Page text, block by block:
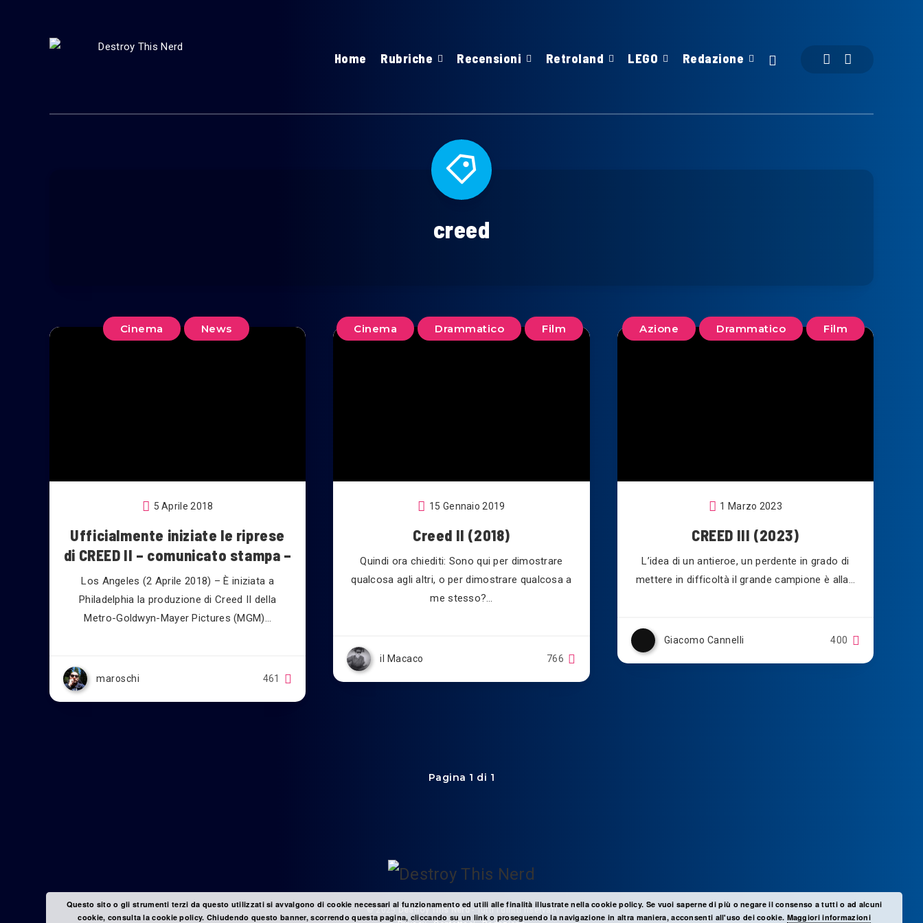
Home Rubriche Recensioni Retroland LEGO Redazione
creed
Azione Drammatico Film
1 Marzo 2023
CREED III (2023)
L’idea di un antieroe, un perdente in grado di
mettere in difficoltà il grande campione è alla…
Giacomo Cannelli 400
Cinema Drammatico Film
15 Gennaio 2019
Creed II (2018)
Quindi ora chiediti: Sono qui per dimostrare
qualcosa agli altri, o per dimostrare qualcosa a
me stesso?…
il Macaco 766
Cinema News
5 Aprile 2018
Ufficialmente iniziate le riprese
di CREED II – comunicato stampa –
Los Angeles (2 Aprile 2018) – È iniziata a
Philadelphia la produzione di Creed II della
Metro-Goldwyn-Mayer Pictures (MGM)…
maroschi 461
Pagina 1 di 1
© 2025Destroy This Nerd- Tutti i diritti riservati
Questo sito o gli strumenti terzi da questo utilizzati si avvalgono di cookie necessari al funzionamento ed utili alle finalità illustrate nella cookie policy. Se vuoi saperne di più o negare il consenso a tutti o ad alcuni
cookie, consulta la cookie policy. Chiudendo questo banner, scorrendo questa pagina, cliccando su un link o proseguendo la navigazione in altra maniera, acconsenti all'uso dei cookie. Maggiori informazioni